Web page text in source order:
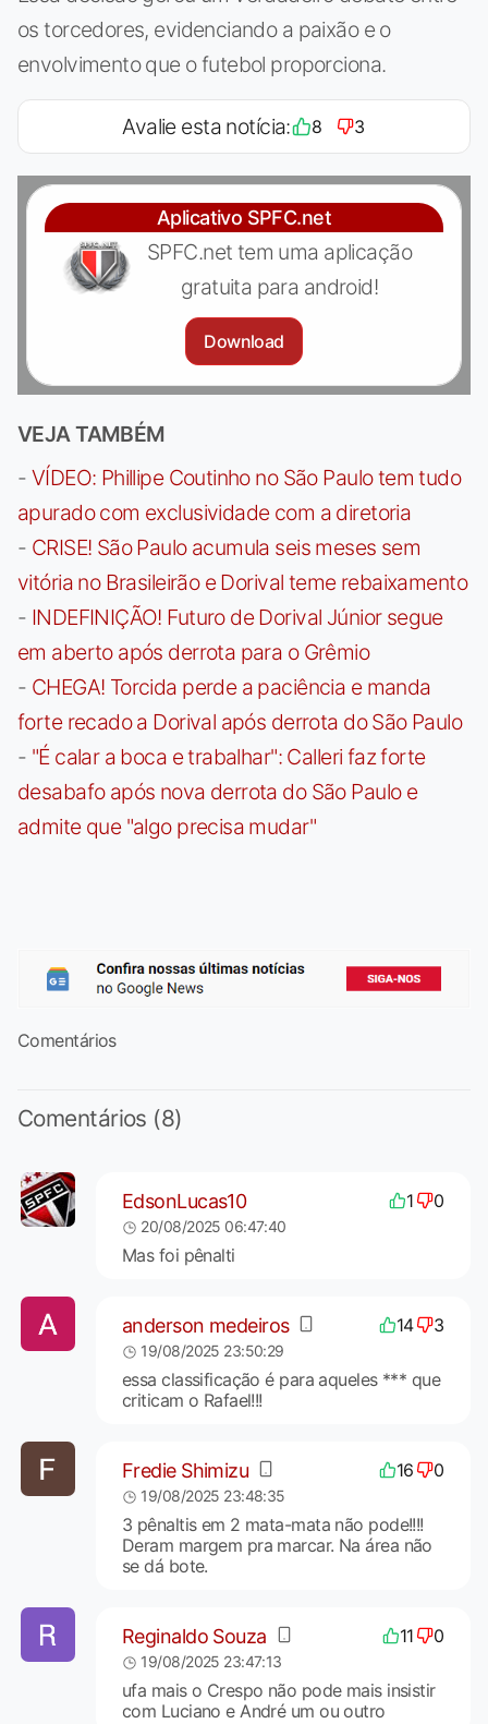
os torcedores, evidenciando a paixão e o
envolvimento que o futebol proporciona.
Avalie esta notícia: 8 3
Aplicativo SPFC.net
SPFC.net tem uma aplicação
gratuita para android!
Download
VEJA TAMBÉM
- VÍDEO: Phillipe Coutinho no São Paulo tem tudo
apurado com exclusividade com a diretoria
- CRISE! São Paulo acumula seis meses sem
vitória no Brasileirão e Dorival teme rebaixamento
- INDEFINIÇÃO! Futuro de Dorival Júnior segue
em aberto após derrota para o Grêmio
- CHEGA! Torcida perde a paciência e manda
forte recado a Dorival após derrota do São Paulo
- "É calar a boca e trabalhar": Calleri faz forte
desabafo após nova derrota do São Paulo e
admite que "algo precisa mudar"
Comentários
Comentários (8)
EdsonLucas10 1 0
20/08/2025 06:47:40
Mas foi pênalti
anderson medeiros 14 3
19/08/2025 23:50:29
essa classificação é para aqueles *** que
criticam o Rafael!!!
Fredie Shimizu 16 0
19/08/2025 23:48:35
3 pênaltis em 2 mata-mata não pode!!!!
Deram margem pra marcar. Na área não
se dá bote.
Reginaldo Souza 11 0
19/08/2025 23:47:13
ufa mais o Crespo não pode mais insistir
com Luciano e André um ou outro